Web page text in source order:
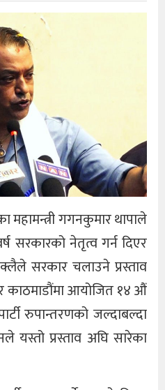
महामन्त्री गगनकुमार थापाले
सरकारको नेतृत्व गर्न दिएर
सरकार चलाउने प्रस्ताव
काठमाडौंमा आयोजित १४ औं
रुपान्तरणको जल्दाबल्दा
यस्तो प्रस्ताव अघि सारेका